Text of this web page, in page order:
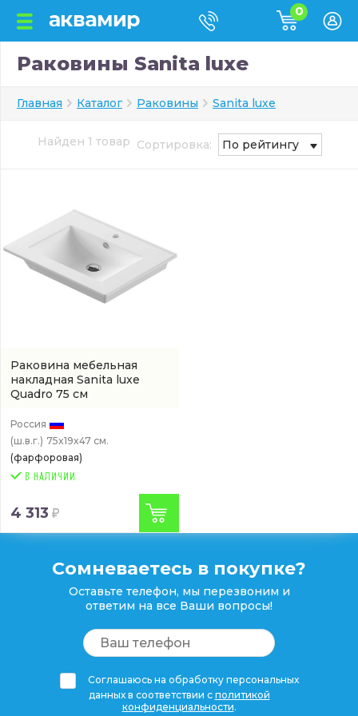
0
Раковины Sanita luxe
Главная Каталог Раковины Sanita luxe
Найден 1 товар Сортировка: По рейтингу
Раковина мебельная
накладная Sanita luxe
Quadro 75 см
Россия
(ш.в.г.) 75x19x47 см.
(фарфоровая)
4 313
Сомневаетесь в покупке?
Оставьте телефон, мы перезвоним и
ответим на все Ваши вопросы!
Соглашаюсь на обработку персональных
данных в соответствии с политикой
конфиденциальности.